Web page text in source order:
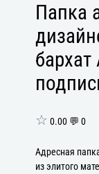
Папка
☆ 0.00 💬 0
Адресная
из элитого